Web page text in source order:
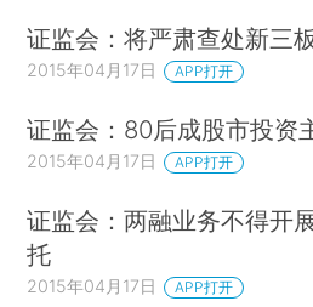
证监会：将严肃查处新三
2015年04月17日 APP打开
证监会：80后成股市投资
2015年04月17日 APP打开
证监会：两融业务不得开
托
2015年04月17日 APP打开